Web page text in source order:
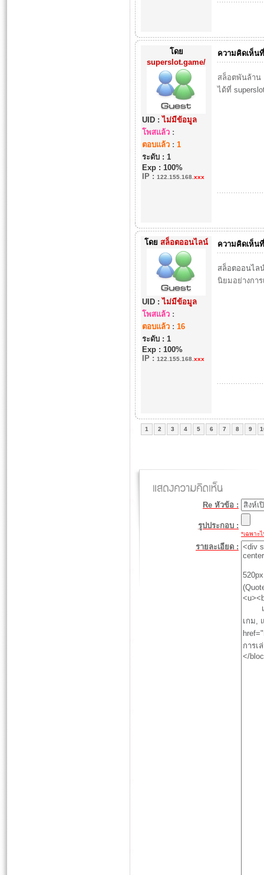
โดย
superslot.game/
UID :ไม่มีข้อมูล
โพสแล้ว:
ตอบแล้ว: 1
ระดับ : 1
Exp : 100%
IP: 122.155.168. xxx
ความคิดเห็น
สล็อตพันล้าน
ได้ที่
โดย สล็อตออนไลน์
UID :ไม่มีข้อมูล
โพสแล้ว:
ตอบแล้ว: 16
ระดับ : 1
Exp : 100%
IP: 122.155.168. xxx
ความคิดเห็น
สล็อตออนไล
นิยมอย่างกา
1 2 3 4 5 6 7 8 9
Re หัวข้อ :
รูปประกอบ :
*เฉพาะ
รายละเอียด :